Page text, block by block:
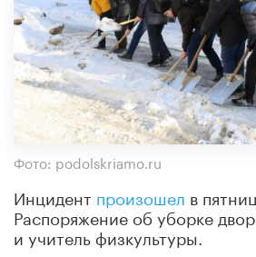
Фото: podolskriamo.ru
Инцидент произошел в
Распоряжение об уборке
и учитель физкультуры.